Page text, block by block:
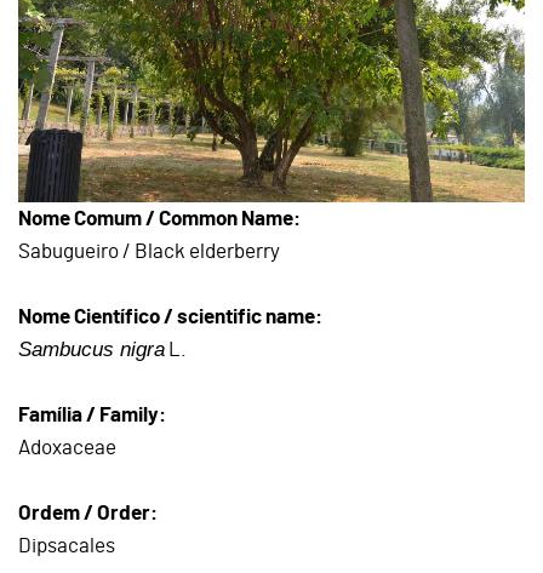
Nome Comum / Common Name:
Sabugueiro / Black elderberry
Nome Científico / scientific name:
Sambucus nigra
Família / Family:
Adoxaceae
Ordem / Order:
Dipsacales